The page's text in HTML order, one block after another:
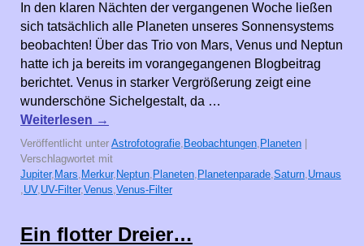
In den klaren Nächten der vergangenen Woche ließen
sich tatsächlich alle Planeten unseres Sonnensystems
beobachten! Über das Trio von Mars, Venus und Neptun
hatte ich ja bereits im vorangegangenen Blogbeitrag
berichtet. Venus in starker Vergrößerung zeigt eine
wunderschöne Sichelgestalt, da …
Weiterlesen →
Veröffentlicht unter Astrofotografie, Beobachtungen, Planeten
Verschlagwortet mit
Jupiter, Mars, Merkur, Neptun, Planeten, Planetenparade,Saturn,Urnaus
,UV,UV-Filter,Venus,Venus-Filter
Ein flotter Dreier…